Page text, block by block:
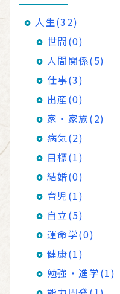
人生(32)
世間(0)
人間関係(5)
仕事(3)
出産(0)
家・家族(2)
病気(2)
目標(1)
結婚(0)
育児(1)
自立(5)
運命学(0)
健康(1)
勉強・進学(1)